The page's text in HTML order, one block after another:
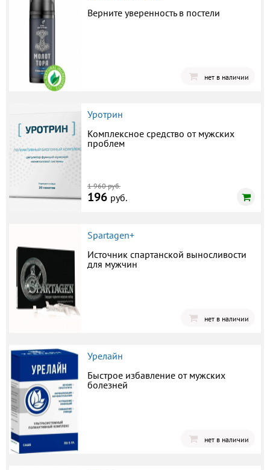
Верните уверенность в постели
нет в наличии
Уротрин
Комплексное средство от мужских
проблем
1 960 руб.
196 руб.
Spartagen+
Источник спартанской выносливости
для мужчин
нет в наличии
Урелайн
Быстрое избавление от мужских
болезней
нет в наличии